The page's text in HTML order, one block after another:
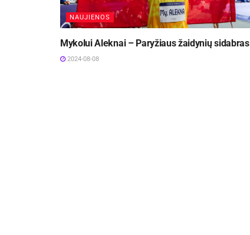
NAUJIENOS
Mykolui Aleknai – Paryžiaus žaidynių sidabras
2024-08-08